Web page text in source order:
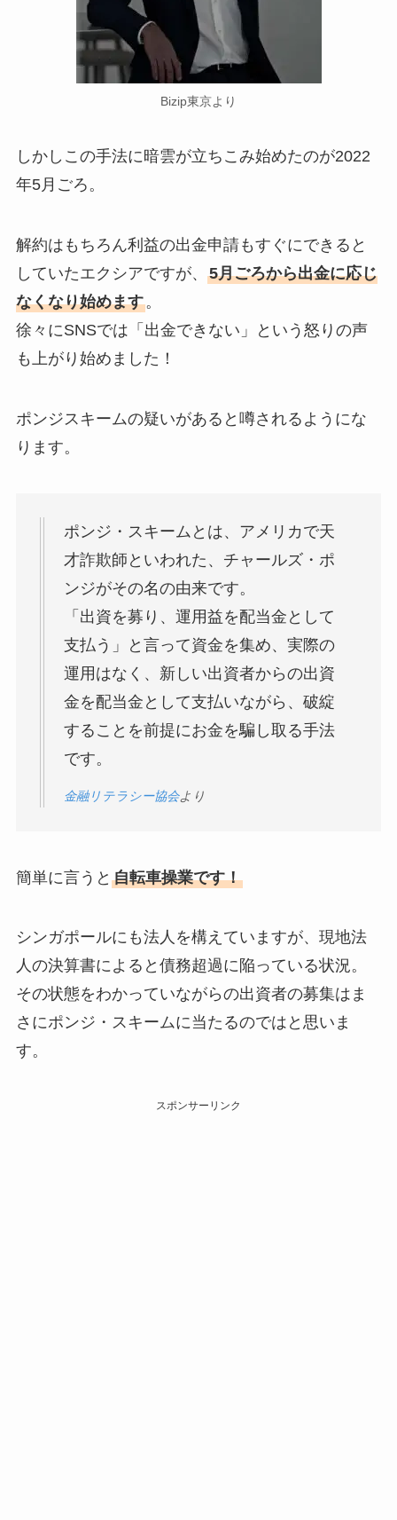
Bizip東京より
しかしこの手法に暗雲が立ちこみ始めたのが2022
年5月ごろ。
解約はもちろん利益の出金申請もすぐにできると
していたエクシアですが、 5月ごろから出金に応じ
なくなり始めます。
徐々にSNSでは「出金できない」という怒りの声
も上がり始めました！
ポンジスキームの疑いがあると噂されるようにな
ります。
ポンジ・スキームとは、アメリカで天
才詐欺師といわれた、チャールズ・ポ
ンジがその名の由来です。
「出資を募り、運用益を配当金として
支払う」と言って資金を集め、実際の
運用はなく、新しい出資者からの出資
金を配当金として支払いながら、破綻
することを前提にお金を騙し取る手法
です。
金融リテラシー協会より
簡単に言うと 自転車操業です！
シンガポールにも法人を構えていますが、現地法
人の決算書によると債務超過に陥っている状況。
その状態をわかっていながらの出資者の募集はま
さにポンジ・スキームに当たるのではと思いま
す。
スポンサーリンク